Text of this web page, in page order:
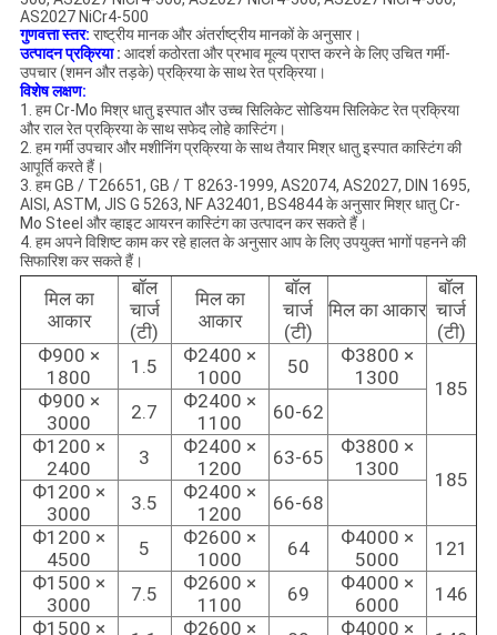
AS2027 NiCr4-500
गुणवत्ता स्तर: राष्ट्रीय मानक और अंतर्राष्ट्रीय मानकों के अनुसार।
उत्पादन प्रक्रिया: आदर्श कठोरता और प्रभाव मूल्य प्राप्त करने के लिए उचित गर्मी-
उपचार (शमन और तड़के) प्रक्रिया के साथ रेत प्रक्रिया।
विशेष लक्षण:
1. हम Cr-Mo मिश्र धातु इस्पात और उच्च सिलिकेट सोडियम सिलिकेट रेत प्रक्रिया
और राल रेत प्रक्रिया के साथ सफेद लोहे कास्टिंग।
2. हम गर्मी उपचार और मशीनिंग प्रक्रिया के साथ तैयार मिश्र धातु इस्पात कास्टिंग की
आपूर्ति करते हैं।
3. हम GB / T26651, GB / T 8263-1999, AS2074, AS2027, DIN 1695,
AISI, ASTM, JIS G 5263, NF A32401, BS4844 के अनुसार मिश्र धातु Cr-
Mo Steel और व्हाइट आयरन कास्टिंग का उत्पादन कर सकते हैं।
4. हम अपने विशिष्ट काम कर रहे हालत के अनुसार आप के लिए उपयुक्त भागों पहनने की
सिफारिश कर सकते हैं।
मिल का
आकार
बॉल
चार्ज
(टी)
मिल का
आकार
बॉल
चार्ज
(टी)
मिल का आकार
बॉल
चार्ज
(टी)
Ф900 ×
1800
1.5
Ф2400 ×
1000
50
Ф3800 ×
1300
185
Ф900 ×
3000
2.7
Ф2400 ×
1100
60-62
Ф1200 ×
2400
3
Ф2400 ×
1200
63-65
Ф3800 ×
1300
185
Ф1200 ×
3000
3.5
Ф2400 ×
1200
66-68
Ф1200 ×
4500
5
Ф2600 ×
1000
64
Ф4000 ×
5000
121
Ф1500 ×
3000
7.5
Ф2600 ×
1100
69
Ф4000 ×
6000
146
Ф1500 ×
Ф2600 ×
Ф4000 ×